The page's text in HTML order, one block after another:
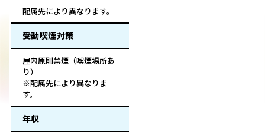
配属先により異なります。
受動喫煙対策
屋内原則禁煙（喫煙場所あ
り）
※配属先により異なりま
す。
年収